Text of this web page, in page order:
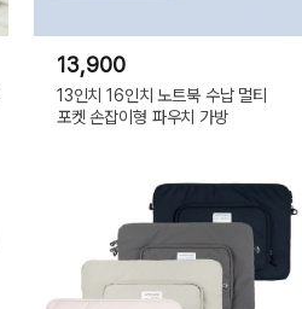
13,900
13인치 16인치 노트북 수납 멀티
포켓 손잡이형 파우치 가방